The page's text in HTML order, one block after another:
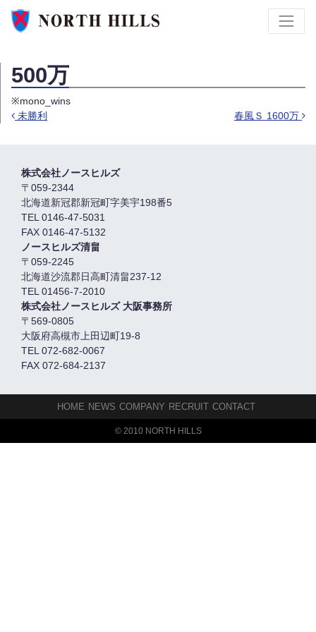
500万
※mono_wins
未勝利 春風Ｓ 1600万
株式会社ノースヒルズ
〒059-2344
北海道新冠郡新冠町字美宇198番5
TEL 0146-47-5031
FAX 0146-47-5132
ノースヒルズ清畠
〒059-2245
北海道沙流郡日高町清畠237-12
TEL 01456-7-2010
株式会社ノースヒルズ 大阪事務所
〒569-0805
大阪府高槻市上田辺町19-8
TEL 072-682-0067
FAX 072-684-2137
HOME NEWS COMPANY RECRUIT CONTACT
© 2010 NORTH HILLS